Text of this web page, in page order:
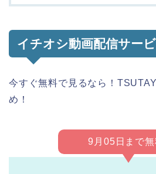
イチオシ動画配信サー
今すぐ無料で見るなら！
め！
9月05日まで無